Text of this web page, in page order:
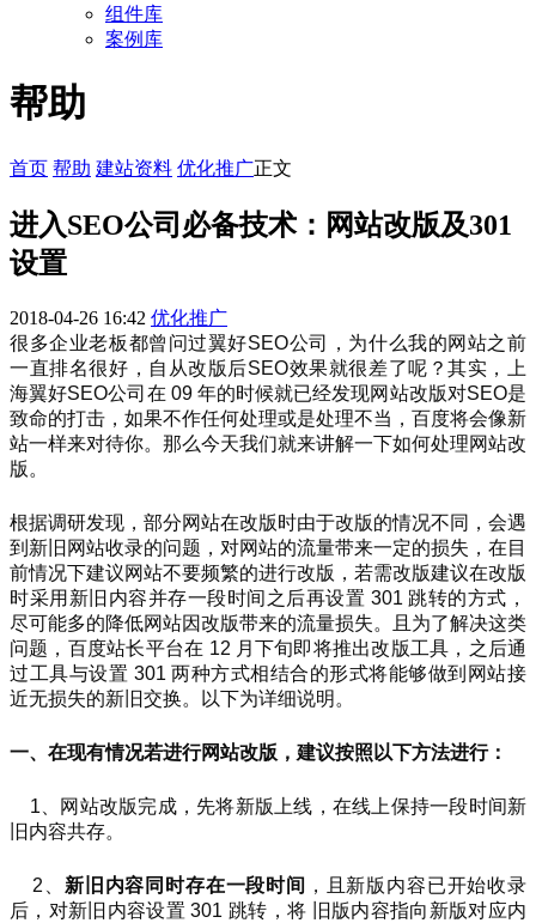
组件库
案例库
帮助
首页 帮助 建站资料 优化推广正文
进入SEO公司必备技术：网站改版及301
设置
2018-04-26 16:42 优化推广
很多企业老板都曾问过翼好SEO公司，为什么我的网站之前
一直排名很好，自从改版后SEO效果就很差了呢？其实，上
海翼好SEO公司在 09 年的时候就已经发现网站改版对SEO是
致命的打击，如果不作任何处理或是处理不当，百度将会像新
站一样来对待你。那么今天我们就来讲解一下如何处理网站改
版。
根据调研发现，部分网站在改版时由于改版的情况不同，会遇
到新旧网站收录的问题，对网站的流量带来一定的损失，在目
前情况下建议网站不要频繁的进行改版，若需改版建议在改版
时采用新旧内容并存一段时间之后再设置 301 跳转的方式，
尽可能多的降低网站因改版带来的流量损失。且为了解决这类
问题，百度站长平台在 12 月下旬即将推出改版工具，之后通
过工具与设置 301 两种方式相结合的形式将能够做到网站接
近无损失的新旧交换。以下为详细说明。
一、在现有情况若进行网站改版，建议按照以下方法进行：
1、网站改版完成，先将新版上线，在线上保持一段时间新
旧内容共存。
2、 新旧内容同时存在一段时间 ，且新版内容已开始收录
后，对新旧内容设置 301 跳转，将 旧版内容指向新版对应内